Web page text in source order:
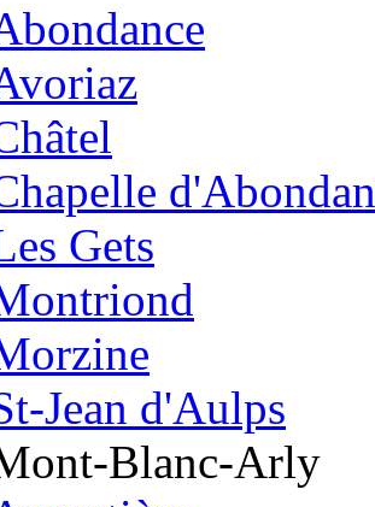
Gets
Jean d'Aulps
Blanc-Arly